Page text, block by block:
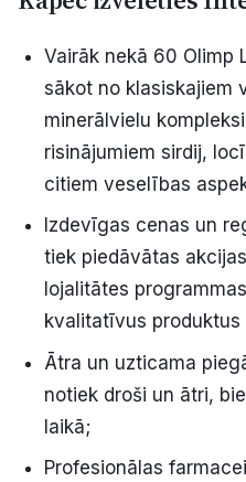
Vairāk nekā 60 Olimp
sākot no klasiskajiem
minerālvielu
risinājumiem sirdij,
citiem veselības
Izdevīgas cenas un
tiek piedāvātas
lojalitātes
kvalitatīvus
Ātra un uzticama
notiek droši un ātri,
laikā;
Profesionālas